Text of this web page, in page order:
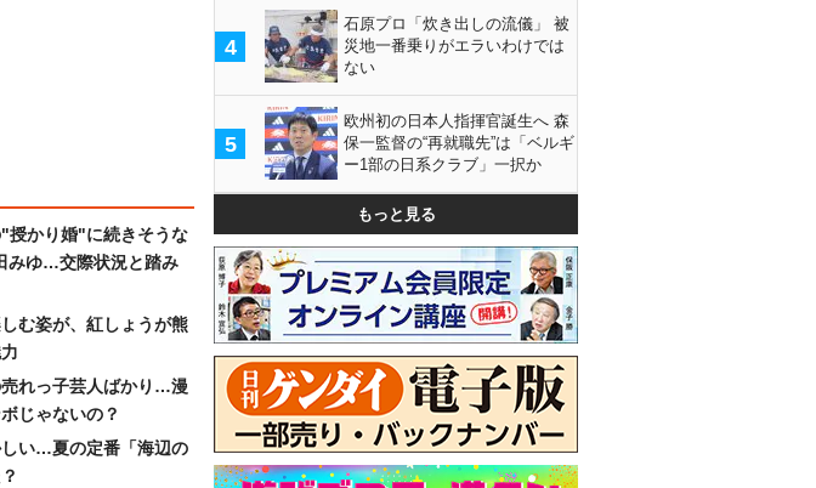
授かり婚"に続きそうな
みゆ…交際状況と踏み
む姿が、紅しょうが熊
れっ子芸人ばかり…漫
じゃないの？
い…夏の定番「海辺の
4
石原プロ「炊き出しの流儀」 被
災地一番乗りがエラいわけでは
ない
5
欧州初の日本人指揮官誕生へ 森
保一監督の“再就職先”は「ベルギ
ー1部の日系クラブ」一択か
もっと見る